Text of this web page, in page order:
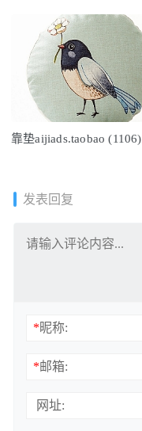
靠垫aijiads.taobao (1106)
发表回复
*昵称:
*邮箱:
网址: